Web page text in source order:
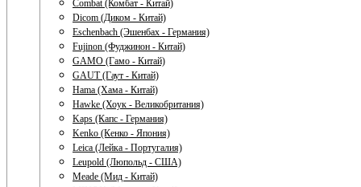
Combat (Комбат - Китай)
Dicom (Диком - Китай)
Eschenbach (Эшенбах - Германия)
Fujinon (Фуджинон - Китай)
GAMO (Гамо - Китай)
GAUT (Гаут - Китай)
Hama (Хама - Китай)
Hawke (Хоук - Великобритания)
Kaps (Капс - Германия)
Kenko (Кенко - Япония)
Leica (Лейка - Португалия)
Leupold (Люпольд - США)
Meade (Мид - Китай)